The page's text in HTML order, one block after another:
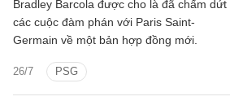
26/7 PSG
Bradley Barcola được cho là đã chấm dứt
các cuộc đàm phán với Paris Saint-
Germain về một bản hợp đồng mới.